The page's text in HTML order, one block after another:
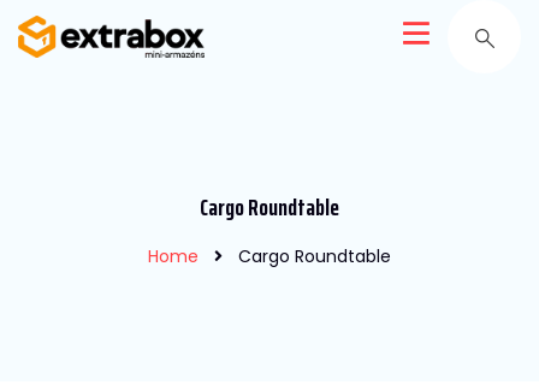
Cargo Roundtable
Home Cargo Roundtable